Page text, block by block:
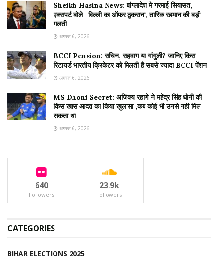
Sheikh Hasina News: बांग्लादेश मे गरमाई सियासत,
एक्सपर्ट बोले- दिल्ली का ऑफर ठुकराना, तारिक रहमान की बड़ी
गलती
अगस्त 6, 2026
BCCI Pension: सचिन, सहवाग या गांगुली? जानिए किस
रिटायर्ड भारतीय क्रिकेटर को मिलती है सबसे ज्यादा BCCI पेंशन
अगस्त 6, 2026
MS Dhoni Secret: अजिंक्य रहाणे ने महेंद्र सिंह धोनी की
किस खास आदत का किया खुलासा ,कब कोई भी उनसे नही मिल
सकता था
अगस्त 6, 2026
640
Followers
23.9k
Followers
CATEGORIES
BIHAR ELECTIONS 2025